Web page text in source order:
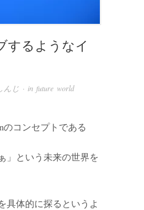
するようなイ
んじ · in future world
のコンセプトである
」という未来の世界を
具体的に探るというよ